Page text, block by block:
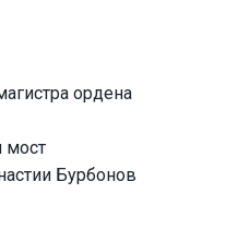
ордена
мост
Бурбонов